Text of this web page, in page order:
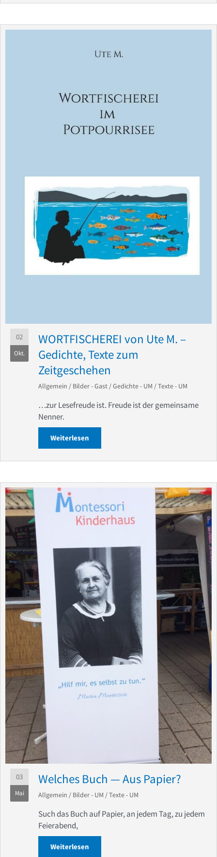
02
Okt.
WORTFISCHEREI von Ute M. –
Gedichte, Texte zum
Zeitgeschehen
Allgemein / Bilder - Gast /Gedichte - UM /Texte - UM
…zur Lesefreude ist. Freude ist der gemeinsame
Nenner.
Weiterlesen
03
Mai
Welches Buch — Aus Papier?
Allgemein / Bilder - UM /Texte - UM
Such das Buch auf Papier, an jedem Tag, zu jedem
Feierabend,
Weiterlesen